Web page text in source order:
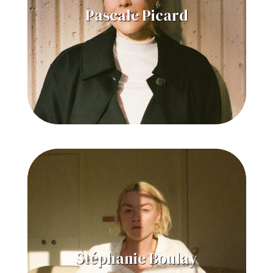
Pascale Picard
Stéphanie Boulay